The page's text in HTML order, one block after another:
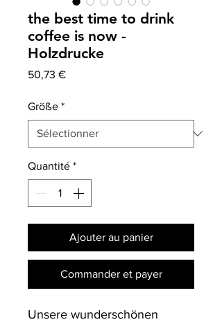
the best time to drink
coffee is now -
Holzdrucke
50,73 €Prix
Größe *
Quantité *
Ajouter au panier
Commander et payer
Unsere wunderschönen